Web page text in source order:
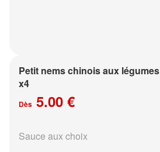
Petit nems chinois aux légumes
x4
Dès 5.00 €
Sauce aux choix